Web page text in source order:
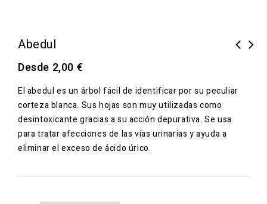
Abedul
Desde 2,00 €
El abedul es un árbol fácil de identificar por su peculiar
corteza blanca. Sus hojas son muy utilizadas como
desintoxicante gracias a su acción depurativa. Se usa
para tratar afecciones de las vías urinarias y ayuda a
eliminar el exceso de ácido úrico.